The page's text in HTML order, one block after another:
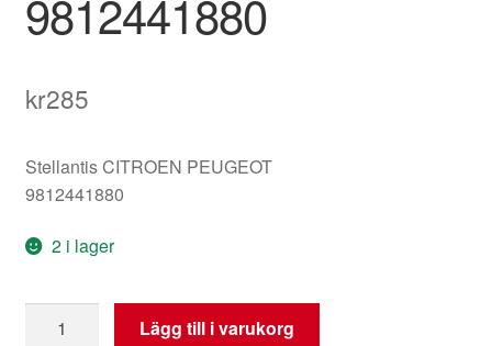
9812441880
kr285
Stellantis CITROEN PEUGEOT
9812441880
2 i lager
Lägg till i varukorg